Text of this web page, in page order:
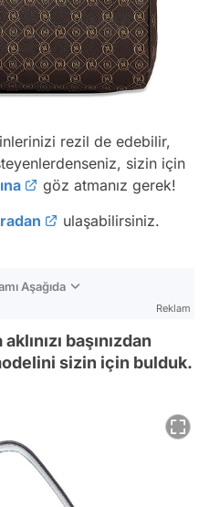
rezil de edebilir,
sizin için
göz atmanız gerek!
ulaşabilirsiniz.
Aşağıda
Reklam
başınızdan
sizin için bulduk.